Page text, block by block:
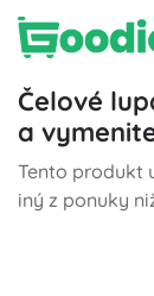
Čelové
a
Tento produkt
iný z ponuky